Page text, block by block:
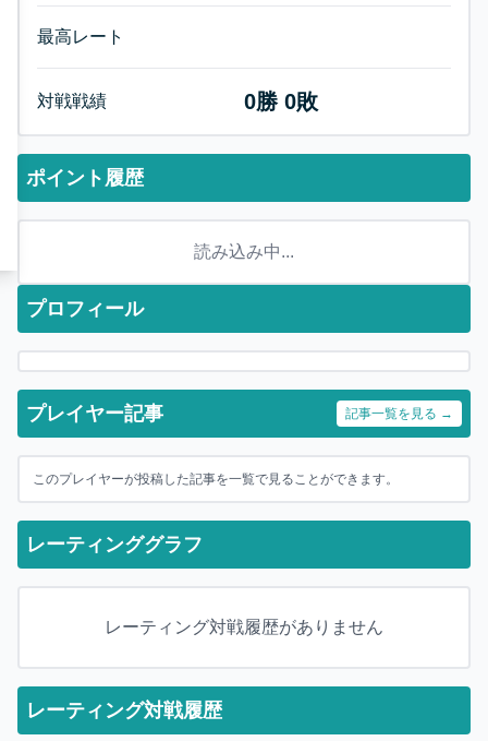
最高レート
対戦戦績 0勝 0敗
ポイント履歴
読み込み中...
プロフィール
プレイヤー記事 記事一覧を見る →
このプレイヤーが投稿した記事を一覧で見ることができます。
レーティンググラフ
レーティング対戦履歴がありません
レーティング対戦履歴